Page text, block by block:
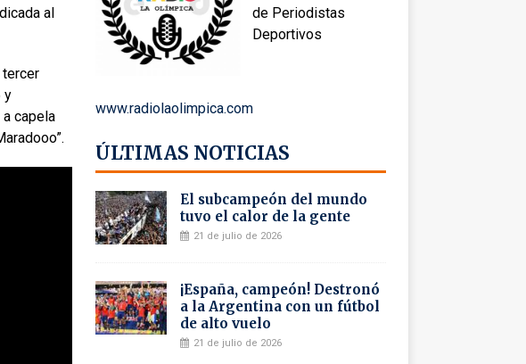
al
tercer
y
capela
de Periodistas
Deportivos
www.radiolaolimpica.com
ÚLTIMAS NOTICIAS
El subcampeón del mundo
tuvo el calor de la gente
21 de julio de 2026
¡España, campeón! Destronó
a la Argentina con un fútbol
de alto vuelo
21 de julio de 2026